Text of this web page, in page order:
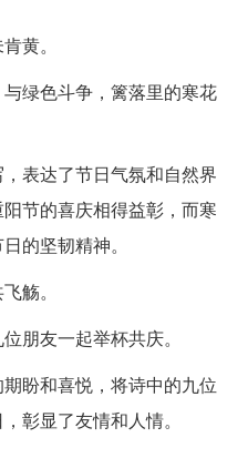
黄。
绿色斗争，篱落里的寒花
表达了节日气氛和自然界
节的喜庆相得益彰，而寒
的坚韧精神。
觞。
朋友一起举杯共庆。
盼和喜悦，将诗中的九位
彰显了友情和人情。